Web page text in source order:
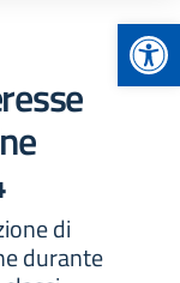
di
durante